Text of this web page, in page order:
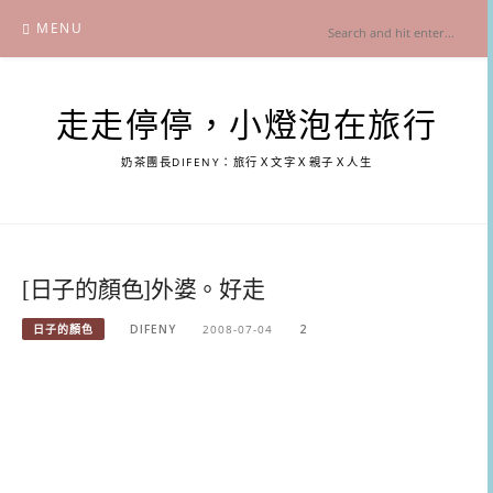
content
MENU
走走停停，小燈泡在旅行
奶茶團長DIFENY：旅行Ｘ文字Ｘ親子Ｘ人生
[日子的顏色]外婆。好走
日子的顏色 DIFENY 2008-07-04 2